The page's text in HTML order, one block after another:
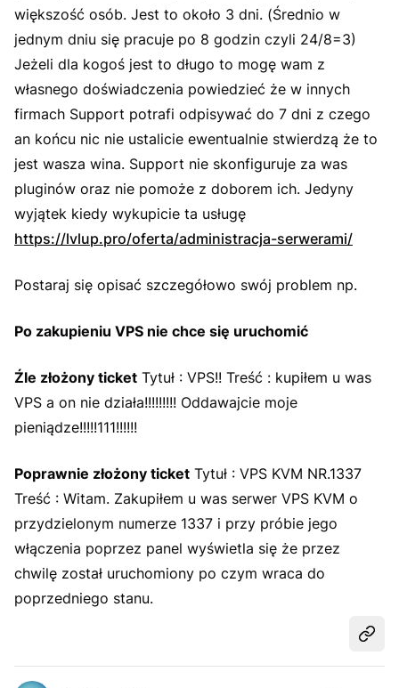
większość osób. Jest to około 3 dni. (Średnio w
jednym dniu się pracuje po 8 godzin czyli 24/8=3)
Jeżeli dla kogoś jest to długo to mogę wam z
własnego doświadczenia powiedzieć że w innych
firmach Support potrafi odpisywać do 7 dni z czego
an końcu nic nie ustalicie ewentualnie stwierdzą że to
jest wasza wina. Support nie skonfiguruje za was
pluginów oraz nie pomoże z doborem ich. Jedyny
wyjątek kiedy wykupicie ta usługę
https://lvlup.pro/oferta/administracja-serwerami/
Postaraj się opisać szczegółowo swój problem np.
Po zakupieniu VPS nie chce się uruchomić
Źle złożony ticket Tytuł : VPS!! Treść : kupiłem u was
VPS a on nie działa!!!!!!!!! Oddawajcie moje
pieniądze!!!!!111!!!!!!
Poprawnie złożony ticket Tytuł : VPS KVM NR.1337
Treść : Witam. Zakupiłem u was serwer VPS KVM o
przydzielonym numerze 1337 i przy próbie jego
włączenia poprzez panel wyświetla się że przez
chwilę został uruchomiony po czym wraca do
poprzedniego stanu.